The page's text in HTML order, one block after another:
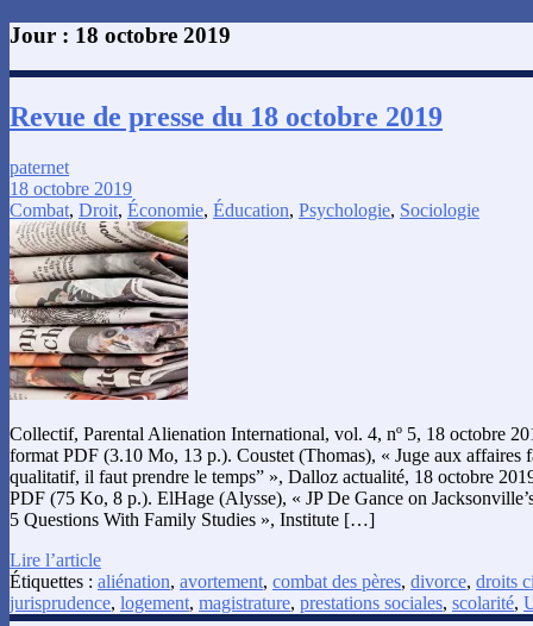
Jour : 18 octobre 2019
Revue de presse du 18 octobre 2019
paternet
18 octobre 2019
Combat, Droit, Économie, Éducation, Psychologie, Sociologie
Collectif, Parental Alienation International, vol. 4, nº 5, 18 octobre
format PDF (3.10 Mo, 13 p.). Coustet (Thomas), « Juge aux affaires
qualitatif, il faut prendre le temps” », Dalloz actualité, 18 octobre
PDF (75 Ko, 8 p.). ElHage (Alysse), « JP De Gance on
5 Questions With Family Studies », Institute […]
Lire l’article
Étiquettes : aliénation, avortement, combat des pères, divorce, droits
jurisprudence, logement, magistrature, prestations sociales, scolarité,